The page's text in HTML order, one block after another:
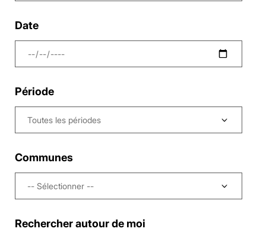
Date
Période
Communes
-- Sélectionner --
Rechercher autour de moi